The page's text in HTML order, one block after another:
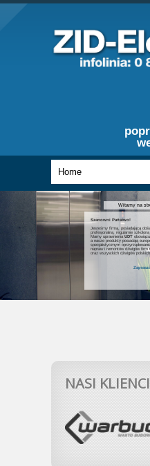
Witamy na
Szanowni Państwo!
Jesteśmy firmą, posiadającą
profesjonalną, regularnie
Mamy uprawnieniaUDT
a nasze produkty posiadają
specjalistycznym
napraw i remontów dźwigów firm
oraz wszystkich dźwigów polskich.
NASI KLIENCI